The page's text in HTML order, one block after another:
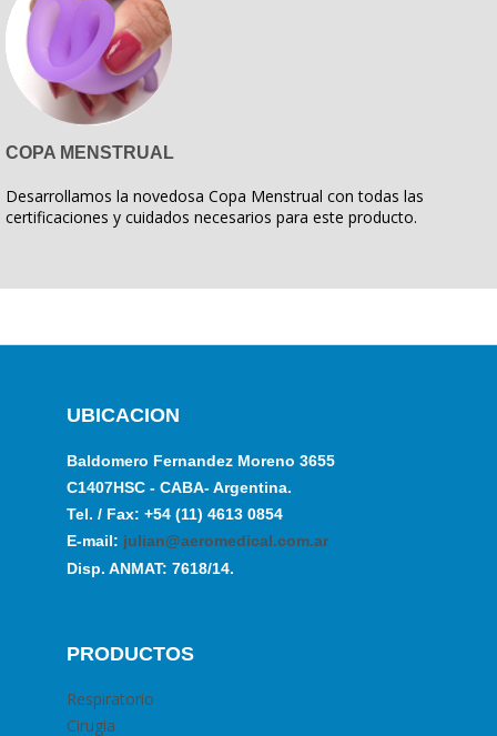
COPA MENSTRUAL
Desarrollamos la novedosa Copa Menstrual con todas las
certificaciones y cuidados necesarios para este producto.
UBICACION
Baldomero Fernandez Moreno 3655
C1407HSC - CABA- Argentina.
Tel. / Fax: +54 (11) 4613 0854
E-mail: julian@aeromedical.com.ar
Disp. ANMAT: 7618/14.
PRODUCTOS
Respiratorio
Cirugia